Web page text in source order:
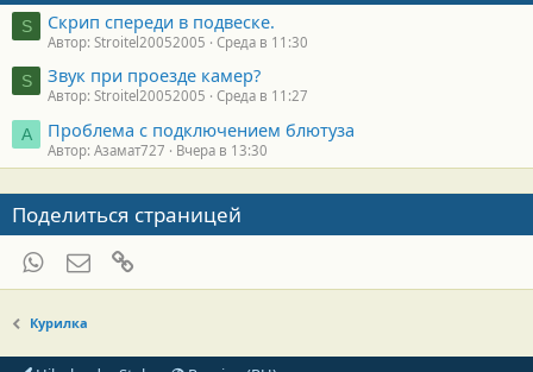
S Скрип спереди в подвеске.
Автор: Stroitel20052005 Среда в 11:30
S Звук при проезде камер?
Автор: Stroitel20052005 Среда в 11:27
А Проблема с подключением блютуза
Автор: Азамат727 Вчера в 13:30
Поделиться страницей
WhatsAppЭлектронная почта
Курилка